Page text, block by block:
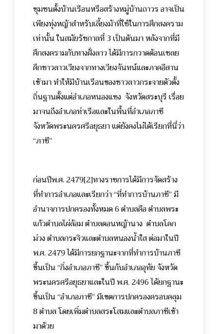
ชุมชนตั้งบ้านเรือนหรือสร้างหมู่บ้านถาวร อาจเป็น
เพียงทุ่งหญ้าสำหรับเลี้ยงม้าที่ใช้ในการศึกสงคราม
เท่านั้น ในสมัยรัชกาลที่ 3 เป็นต้นมา หลังจากที่มี
ศึกสงครามกับทางฝั่งลาว ได้มีการกวาดต้อนเชลย
ศึกชาวลาวเวียงจากทางเวียงจันทน์และภาคอีสาน
เข้ามา ทำให้มีบ้านเรือนของชาวลาวกระจายตัวตั้ง
ถิ่นฐานตั้งแต่อำเภอหนองแซง จังหวัดสระบุรี เรื่อย
มาจนถึงอำเภอท่าเรือและในพื้นที่อำเภอภาชี
จังหวัดพระนครศรีอยุธยา แต่ยังคงไม่ได้เรียกที่นี่ว่า
“ภาชี”
ก่อนปีพ.ศ. 2479[2]ทางราชการได้มีการจัดสร้าง
ที่ทำการอำเภอและเรียกว่า “ที่ทำการบ้านภาชี” มี
อำนาจการปกครองทั้งหมด 6 ตำบลคือ ตำบลพระ
แก้วตำบลไผ่ล้อม ตำบลดอนหญ้านาง ตำบลโคก
ม่วง ตำบลกระจิวและตำบลหนองน้ำใส ต่อมาในปี
พ.ศ. 2479 ได้มีการยกฐานะจากที่ทำการบ้านภาชี
ขึ้นเป็น “กิ่งอำเภอภาชี” ขึ้นกับอำเภออุทัย จังหวัด
พระนครศรีอยุธยาและในปี พ.ศ. 2496 ได้ยกฐานะ
ขึ้นเป็น “อำเภอภาชี” มีเขตการปกครองครอบคลุม
8 ตำบล โดยเพิ่มตำบลสระโสมและตำบลภาชีเข้า
มาด้วย